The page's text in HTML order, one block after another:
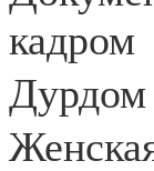
кадром
Дурдом